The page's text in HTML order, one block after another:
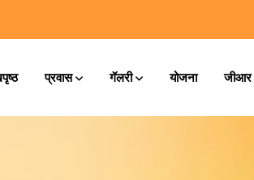
प्रवास गॅलरी योजना जीआर